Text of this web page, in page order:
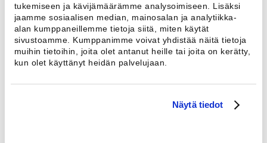
tukemiseen ja kävijämäärämme analysoimiseen. Lisäksi
jaamme sosiaalisen median, mainosalan ja analytiikka-
alan kumppaneillemme tietoja siitä, miten käytät
sivustoamme. Kumppanimme voivat yhdistää näitä tietoja
muihin tietoihin, joita olet antanut heille tai joita on kerätty,
kun olet käyttänyt heidän palvelujaan.
Näytä tiedot
Ota yhteyttä
Nimi *
Sähköposti
Puhelinnumero *